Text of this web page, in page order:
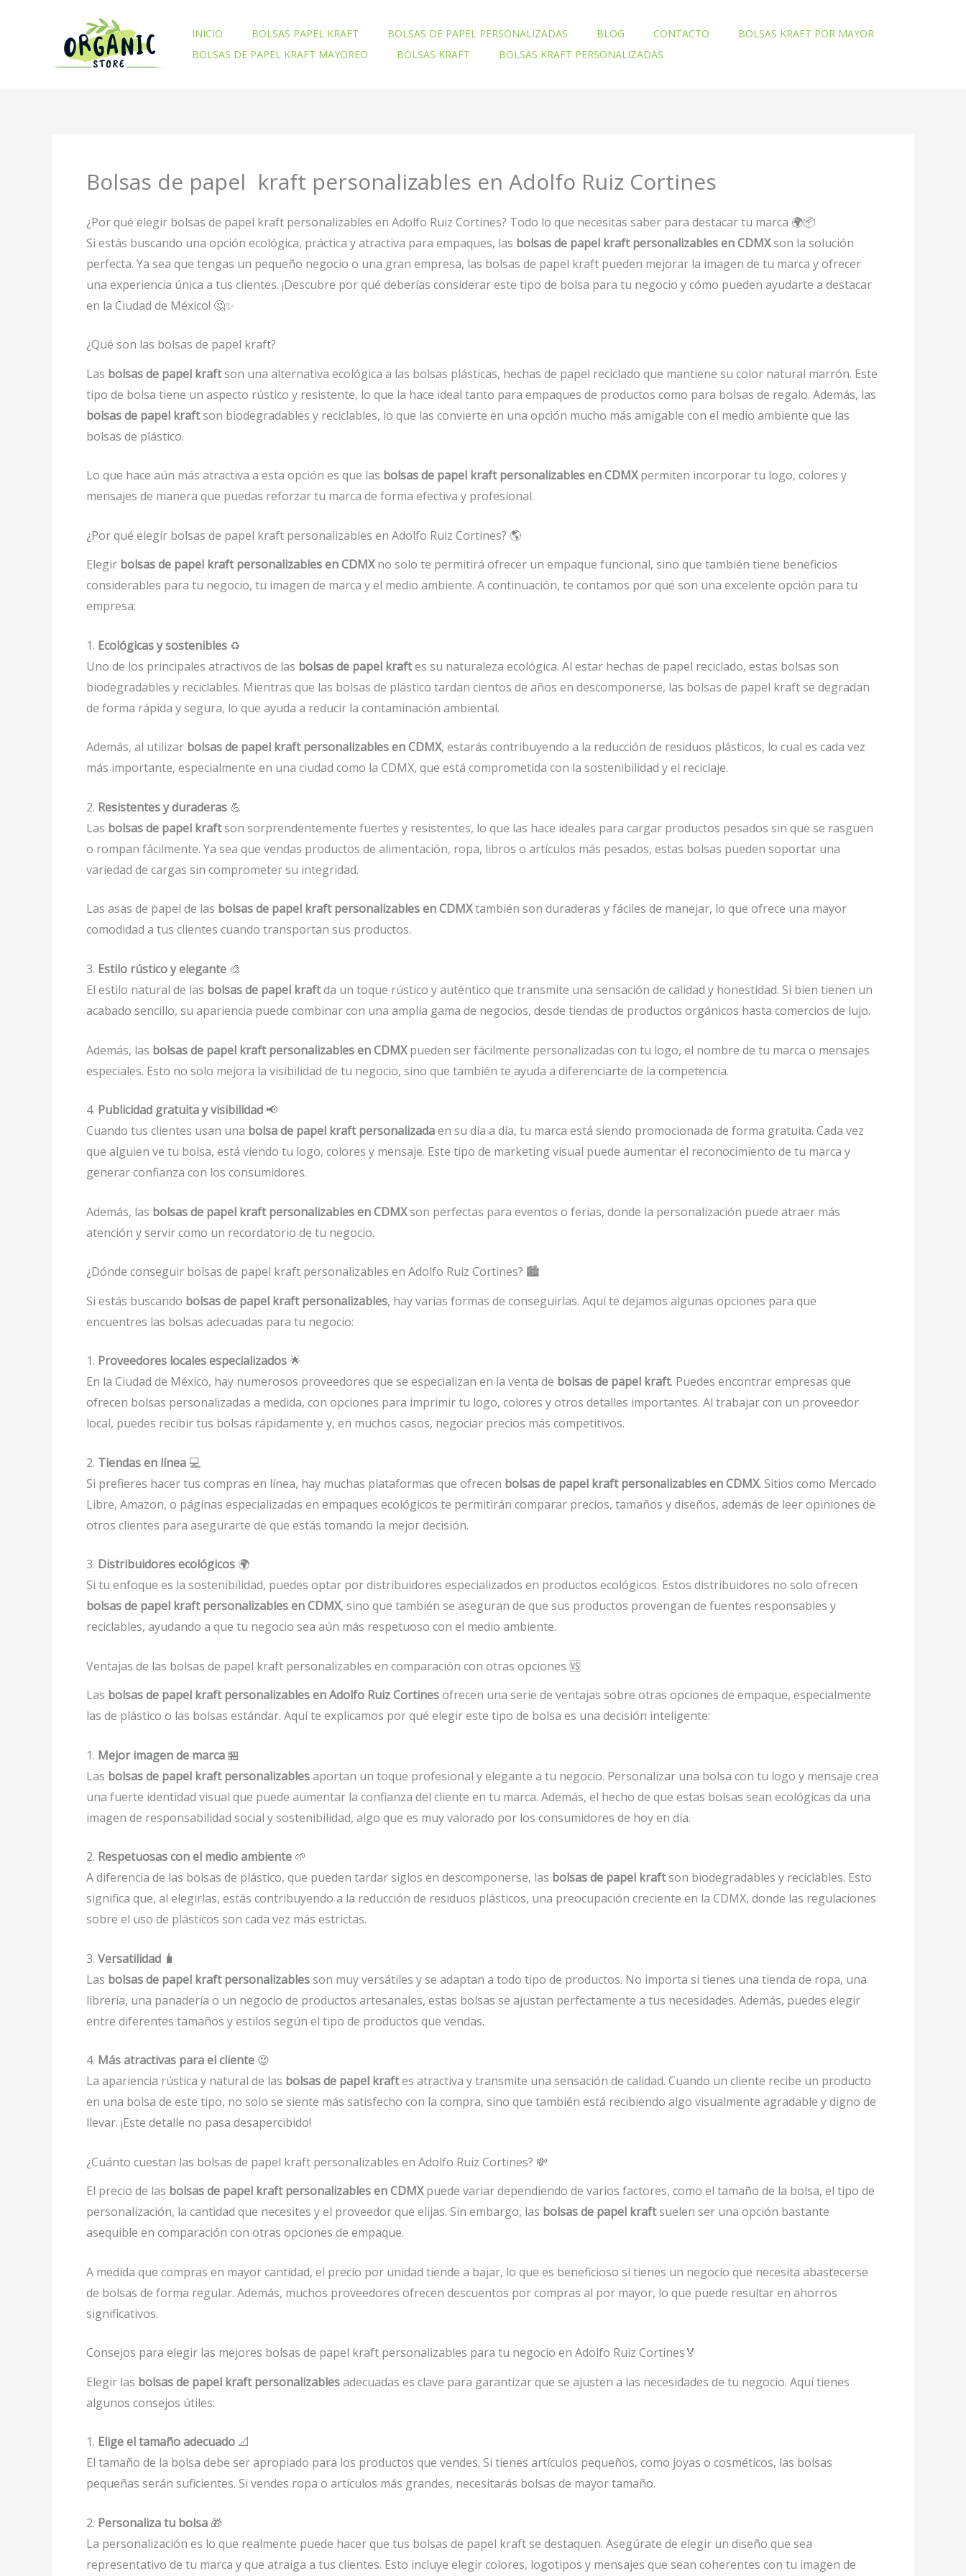
INICIO BOLSAS PAPEL KRAFT BOLSAS DE PAPEL PERSONALIZADAS BLOG CONTACTO
BOLSAS KRAFT POR MAYOR
BOLSAS DE PAPEL KRAFT MAYOREO
BOLSAS KRAFT BOLSAS KRAFT PERSONALIZADAS
Bolsas de papel kraft personalizables en Adolfo Ruiz Cortines
¿Por qué elegir bolsas de papel kraft personalizables en Adolfo Ruiz Cortines? Todo lo que necesitas saber para destacar tu marca 🌍📦
Si estás buscando una opción ecológica, práctica y atractiva para empaques, las bolsas de papel kraft personalizables en CDMXson la solución
perfecta. Ya sea que tengas un pequeño negocio o una gran empresa, las bolsas de papel kraft pueden mejorar la imagen de tu marca y ofrecer
una experiencia única a tus clientes. ¡Descubre por qué deberías considerar este tipo de bolsa para tu negocio y cómo pueden ayudarte a destacar
en la Ciudad de México! 🤔✨
¿Qué son las bolsas de papel kraft?
Las bolsas de papel kraftson una alternativa ecológica a las bolsas plásticas, hechas de papel reciclado que mantiene su color natural marrón. Este
tipo de bolsa tiene un aspecto rústico y resistente, lo que la hace ideal tanto para empaques de productos como para bolsas de regalo. Además, las
bolsas de papel kraftson biodegradables y reciclables, lo que las convierte en una opción mucho más amigable con el medio ambiente que las
bolsas de plástico.
Lo que hace aún más atractiva a esta opción es que las bolsas de papel kraft personalizables en CDMXpermiten incorporar tu logo, colores y
mensajes de manera que puedas reforzar tu marca de forma efectiva y profesional.
¿Por qué elegir bolsas de papel kraft personalizables en Adolfo Ruiz Cortines? 🌎
Elegir bolsas de papel kraft personalizables en CDMXno solo te permitirá ofrecer un empaque funcional, sino que también tiene beneficios
considerables para tu negocio, tu imagen de marca y el medio ambiente. A continuación, te contamos por qué son una excelente opción para tu
empresa:
1. Ecológicas y sostenibles ♻️
Uno de los principales atractivos de las bolsas de papel kraftes su naturaleza ecológica. Al estar hechas de papel reciclado, estas bolsas son
biodegradables y reciclables. Mientras que las bolsas de plástico tardan cientos de años en descomponerse, las bolsas de papel kraft se degradan
de forma rápida y segura, lo que ayuda a reducir la contaminación ambiental.
Además, al utilizar bolsas de papel kraft personalizables en CDMX, estarás contribuyendo a la reducción de residuos plásticos, lo cual es cada vez
más importante, especialmente en una ciudad como la CDMX, que está comprometida con la sostenibilidad y el reciclaje.
2. Resistentes y duraderas 💪
Las bolsas de papel kraftson sorprendentemente fuertes y resistentes, lo que las hace ideales para cargar productos pesados sin que se rasguen
o rompan fácilmente. Ya sea que vendas productos de alimentación, ropa, libros o artículos más pesados, estas bolsas pueden soportar una
variedad de cargas sin comprometer su integridad.
Las asas de papel de las bolsas de papel kraft personalizables en CDMXtambién son duraderas y fáciles de manejar, lo que ofrece una mayor
comodidad a tus clientes cuando transportan sus productos.
3. Estilo rústico y elegante 🎨
El estilo natural de las bolsas de papel kraftda un toque rústico y auténtico que transmite una sensación de calidad y honestidad. Si bien tienen un
acabado sencillo, su apariencia puede combinar con una amplia gama de negocios, desde tiendas de productos orgánicos hasta comercios de lujo.
Además, las bolsas de papel kraft personalizables en CDMXpueden ser fácilmente personalizadas con tu logo, el nombre de tu marca o mensajes
especiales. Esto no solo mejora la visibilidad de tu negocio, sino que también te ayuda a diferenciarte de la competencia.
4. Publicidad gratuita y visibilidad 📢
Cuando tus clientes usan una bolsa de papel kraft personalizadaen su día a día, tu marca está siendo promocionada de forma gratuita. Cada vez
que alguien ve tu bolsa, está viendo tu logo, colores y mensaje. Este tipo de marketing visual puede aumentar el reconocimiento de tu marca y
generar confianza con los consumidores.
Además, las bolsas de papel kraft personalizables en CDMXson perfectas para eventos o ferias, donde la personalización puede atraer más
atención y servir como un recordatorio de tu negocio.
¿Dónde conseguir bolsas de papel kraft personalizables en Adolfo Ruiz Cortines? 🏙️
Si estás buscando bolsas de papel kraft personalizables, hay varias formas de conseguirlas. Aquí te dejamos algunas opciones para que
encuentres las bolsas adecuadas para tu negocio:
1. Proveedores locales especializados🌟
En la Ciudad de México, hay numerosos proveedores que se especializan en la venta de bolsas de papel kraft. Puedes encontrar empresas que
ofrecen bolsas personalizadas a medida, con opciones para imprimir tu logo, colores y otros detalles importantes. Al trabajar con un proveedor
local, puedes recibir tus bolsas rápidamente y, en muchos casos, negociar precios más competitivos.
2. Tiendas en línea 💻
Si prefieres hacer tus compras en línea, hay muchas plataformas que ofrecen bolsas de papel kraft personalizables en CDMX. Sitios como Mercado
Libre, Amazon, o páginas especializadas en empaques ecológicos te permitirán comparar precios, tamaños y diseños, además de leer opiniones de
otros clientes para asegurarte de que estás tomando la mejor decisión.
3. Distribuidores ecológicos 🌍
Si tu enfoque es la sostenibilidad, puedes optar por distribuidores especializados en productos ecológicos. Estos distribuidores no solo ofrecen
bolsas de papel kraft personalizables en CDMX, sino que también se aseguran de que sus productos provengan de fuentes responsables y
reciclables, ayudando a que tu negocio sea aún más respetuoso con el medio ambiente.
Ventajas de las bolsas de papel kraft personalizables en comparación con otras opciones 🆚
Las bolsas de papel kraft personalizables en Adolfo Ruiz Cortinesofrecen una serie de ventajas sobre otras opciones de empaque, especialmente
las de plástico o las bolsas estándar. Aquí te explicamos por qué elegir este tipo de bolsa es una decisión inteligente:
1. Mejor imagen de marca 🏪
Las bolsas de papel kraft personalizablesaportan un toque profesional y elegante a tu negocio. Personalizar una bolsa con tu logo y mensaje crea
una fuerte identidad visual que puede aumentar la confianza del cliente en tu marca. Además, el hecho de que estas bolsas sean ecológicas da una
imagen de responsabilidad social y sostenibilidad, algo que es muy valorado por los consumidores de hoy en día.
2. Respetuosas con el medio ambiente 🌱
A diferencia de las bolsas de plástico, que pueden tardar siglos en descomponerse, las bolsas de papel kraftson biodegradables y reciclables. Esto
significa que, al elegirlas, estás contribuyendo a la reducción de residuos plásticos, una preocupación creciente en la CDMX, donde las regulaciones
sobre el uso de plásticos son cada vez más estrictas.
3. Versatilidad 🧳
Las bolsas de papel kraft personalizablesson muy versátiles y se adaptan a todo tipo de productos. No importa si tienes una tienda de ropa, una
librería, una panadería o un negocio de productos artesanales, estas bolsas se ajustan perfectamente a tus necesidades. Además, puedes elegir
entre diferentes tamaños y estilos según el tipo de productos que vendas.
4. Más atractivas para el cliente 😍
La apariencia rústica y natural de las bolsas de papel kraftes atractiva y transmite una sensación de calidad. Cuando un cliente recibe un producto
en una bolsa de este tipo, no solo se siente más satisfecho con la compra, sino que también está recibiendo algo visualmente agradable y digno de
llevar. ¡Este detalle no pasa desapercibido!
¿Cuánto cuestan las bolsas de papel kraft personalizables en Adolfo Ruiz Cortines? 💸
El precio de las bolsas de papel kraft personalizables en CDMXpuede variar dependiendo de varios factores, como el tamaño de la bolsa, el tipo de
personalización, la cantidad que necesites y el proveedor que elijas. Sin embargo, las bolsas de papel kraftsuelen ser una opción bastante
asequible en comparación con otras opciones de empaque.
A medida que compras en mayor cantidad, el precio por unidad tiende a bajar, lo que es beneficioso si tienes un negocio que necesita abastecerse
de bolsas de forma regular. Además, muchos proveedores ofrecen descuentos por compras al por mayor, lo que puede resultar en ahorros
significativos.
Consejos para elegir las mejores bolsas de papel kraft personalizables para tu negocio en Adolfo Ruiz Cortines🏅
Elegir las bolsas de papel kraft personalizablesadecuadas es clave para garantizar que se ajusten a las necesidades de tu negocio. Aquí tienes
algunos consejos útiles:
1. Elige el tamaño adecuado 📐
El tamaño de la bolsa debe ser apropiado para los productos que vendes. Si tienes artículos pequeños, como joyas o cosméticos, las bolsas
pequeñas serán suficientes. Si vendes ropa o artículos más grandes, necesitarás bolsas de mayor tamaño.
2. Personaliza tu bolsa 🎁
La personalización es lo que realmente puede hacer que tus bolsas de papel kraft se destaquen. Asegúrate de elegir un diseño que sea
representativo de tu marca y que atraiga a tus clientes. Esto incluye elegir colores, logotipos y mensajes que sean coherentes con tu imagen de